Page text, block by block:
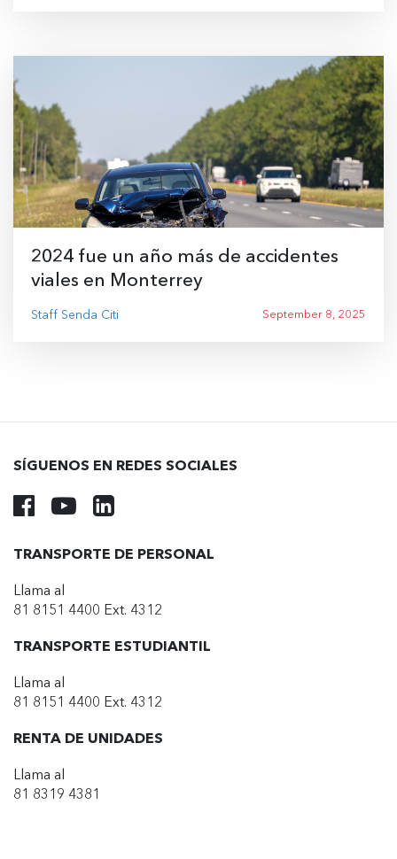
2024 fue un año más de accidentes
viales en Monterrey
Staff Senda Citi September 8, 2025
SÍGUENOS EN REDES SOCIALES
TRANSPORTE DE PERSONAL
Llama al
81 8151 4400 Ext. 4312
TRANSPORTE ESTUDIANTIL
Llama al
81 8151 4400 Ext. 4312
RENTA DE UNIDADES
Llama al
81 8319 4381